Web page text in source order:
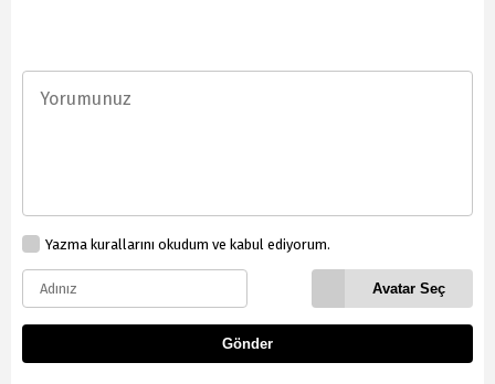
Yazma kurallarını okudum ve kabul ediyorum.
Avatar Seç
Gönder